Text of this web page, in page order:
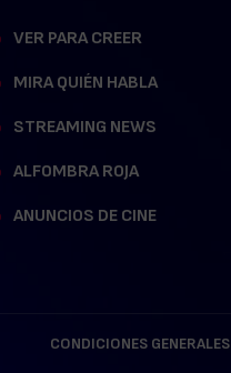
VER PARA CREER
MIRA QUIÉN HABLA
STREAMING NEWS
ALFOMBRA ROJA
ANUNCIOS DE CINE
CONDICIONES GENERALES